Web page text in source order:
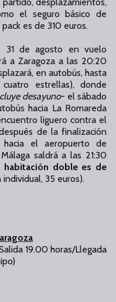
el seguro básico de
es de 310 euros.
31 de agosto en vuelo
a Zaragoza a las 20:20
en autobús, hasta
estrellas), donde
desayuno- el sábado
hacia La Romareda
liguero contra el
de la finalización
el aeropuerto de
saldrá a las 21:30
habitación doble es de
35 euros).
19.00 horas/Llegada